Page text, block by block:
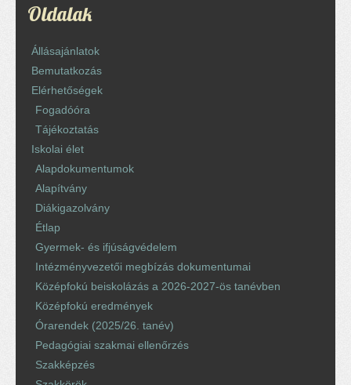
Oldalak
Állásajánlatok
Bemutatkozás
Elérhetőségek
Fogadóóra
Tájékoztatás
Iskolai élet
Alapdokumentumok
Alapítvány
Diákigazolvány
Étlap
Gyermek- és ifjúságvédelem
Intézményvezetői megbízás dokumentumai
Középfokú beiskolázás a 2026-2027-ös tanévben
Középfokú eredmények
Órarendek (2025/26. tanév)
Pedagógiai szakmai ellenőrzés
Szakképzés